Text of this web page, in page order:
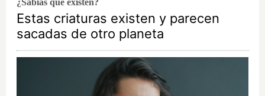
Estas criaturas existen y parecen
sacadas de otro planeta